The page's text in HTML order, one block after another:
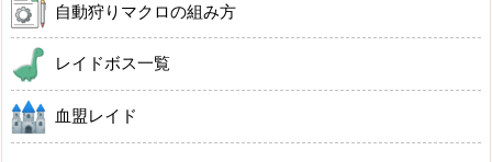
自動狩りマクロの組み方
レイドボス一覧
血盟レイド